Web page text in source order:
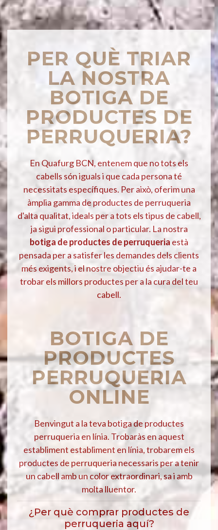
PER QUÈ TRIAR
LA NOSTRA
BOTIGA DE
PRODUCTES DE
PERRUQUERIA?
En Quafurg BCN, entenem que no tots els
cabells són iguals i que cada persona té
necessitats específiques. Per això, oferim una
àmplia gamma de productes de perruqueria
d'alta qualitat, ideals per a tots els tipus de cabell,
ja sigui professional o particular. La nostra
botiga de productes de perruqueria està
pensada per a satisfer les demandes dels clients
més exigents, i el nostre objectiu és ajudar-te a
trobar els millors productes per a la cura del teu
cabell.
BOTIGA DE
PRODUCTES
PERRUQUERIA
ONLINE
Benvingut a la teva botiga de productes
perruqueria en línia. Trobaràs en aquest
establiment establiment en línia, trobarem els
productes de perruqueria necessaris per a tenir
un cabell amb un color extraordinari, sa i amb
molta lluentor.
¿Per què comprar productes de
perruqueria aquí?